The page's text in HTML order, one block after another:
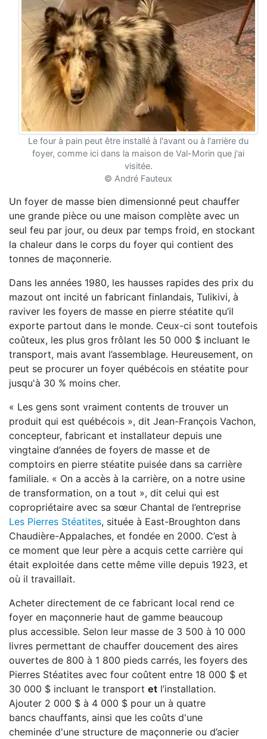
Le four à pain peut être installé à l'avant ou à l'arrière du
foyer, comme ici dans la maison de Val-Morin que j'ai
visitée.
© André Fauteux
Un foyer de masse bien dimensionné peut chauffer
une grande pièce ou une maison complète avec un
seul feu par jour, ou deux par temps froid, en stockant
la chaleur dans le corps du foyer qui contient des
tonnes de maçonnerie.
Dans les années 1980, les hausses rapides des prix du
mazout ont incité un fabricant finlandais, Tulikivi, à
raviver les foyers de masse en pierre stéatite qu’il
exporte partout dans le monde. Ceux-ci sont toutefois
coûteux, les plus gros frôlant les 50 000 $ incluant le
transport, mais avant l’assemblage. Heureusement, on
peut se procurer un foyer québécois en stéatite pour
jusqu'à 30 % moins cher.
« Les gens sont vraiment contents de trouver un
produit qui est québécois », dit Jean-François Vachon,
concepteur, fabricant et installateur depuis une
vingtaine d’années de foyers de masse et de
comptoirs en pierre stéatite puisée dans sa carrière
familiale. « On a accès à la carrière, on a notre usine
de transformation, on a tout », dit celui qui est
copropriétaire avec sa sœur Chantal de l’entreprise
Les Pierres Stéatites, située à East-Broughton dans
Chaudière-Appalaches, et fondée en 2000. C’est à
ce moment que leur père a acquis cette carrière qui
était exploitée dans cette même ville depuis 1923, et
où il travaillait.
Acheter directement de ce fabricant local rend ce
foyer en maçonnerie haut de gamme beaucoup
plus accessible. Selon leur masse de 3 500 à 10 000
livres permettant de chauffer doucement des aires
ouvertes de 800 à 1 800 pieds carrés, les foyers des
Pierres Stéatites avec four coûtent entre 18 000 $ et
30 000 $ incluant le transport et l’installation.
Ajouter 2 000 $ à 4 000 $ pour un à quatre
bancs chauffants, ainsi que les coûts d'une
cheminée d'une structure de maçonnerie ou d’acier